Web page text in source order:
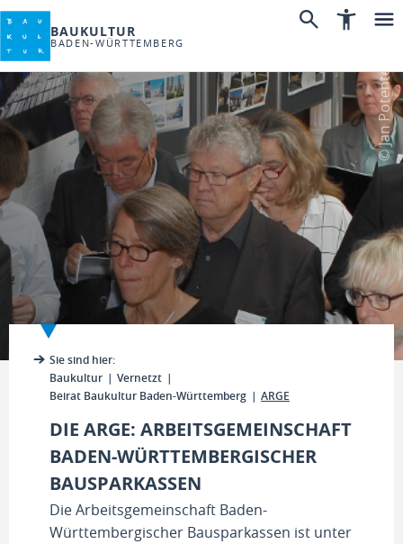
BAUKULTUR
BADEN-WÜRTTEMBERG
© Jan Potente
Sie sind hier:
Baukultur
Vernetzt
Beirat Baukultur Baden-Württemberg
ARGE
DIE ARGE: ARBEITSGEMEINSCHAFT
BADEN-WÜRTTEMBERGISCHER
BAUSPARKASSEN
Die Arbeitsgemeinschaft Baden-
Württembergischer Bausparkassen ist unter